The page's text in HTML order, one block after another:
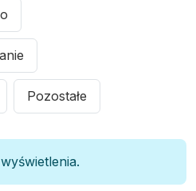
Pozostałe